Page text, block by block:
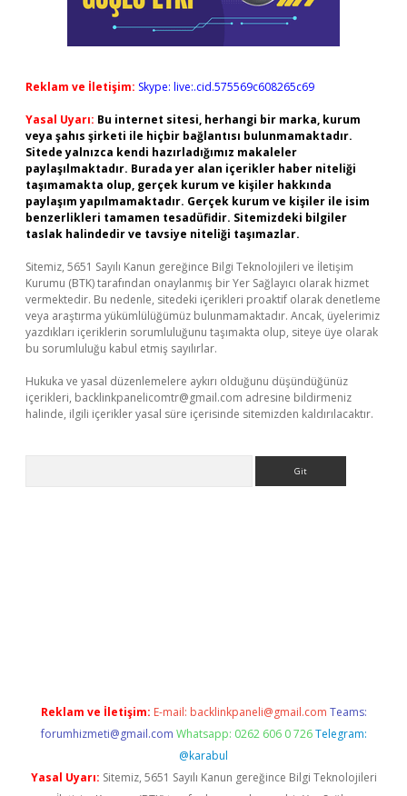
Reklam ve İletişim: Skype: live:.cid.575569c608265c69
Yasal Uyarı: Bu internet sitesi, herhangi bir marka, kurum
veya şahıs şirketi ile hiçbir bağlantısı bulunmamaktadır.
Sitede yalnızca kendi hazırladığımız makaleler
paylaşılmaktadır. Burada yer alan içerikler haber niteliği
taşımamakta olup, gerçek kurum ve kişiler hakkında
paylaşım yapılmamaktadır. Gerçek kurum ve kişiler ile isim
benzerlikleri tamamen tesadüfidir. Sitemizdeki bilgiler
taslak halindedir ve tavsiye niteliği taşımazlar.
Sitemiz, 5651 Sayılı Kanun gereğince Bilgi Teknolojileri ve İletişim
Kurumu (BTK) tarafından onaylanmış bir Yer Sağlayıcı olarak hizmet
vermektedir. Bu nedenle, sitedeki içerikleri proaktif olarak denetleme
veya araştırma yükümlülüğümüz bulunmamaktadır. Ancak, üyelerimiz
yazdıkları içeriklerin sorumluluğunu taşımakta olup, siteye üye olarak
bu sorumluluğu kabul etmiş sayılırlar.
Hukuka ve yasal düzenlemelere aykırı olduğunu düşündüğünüz
içerikleri, backlinkpanelicomtr@gmail.com adresine bildirmeniz
halinde, ilgili içerikler yasal süre içerisinde sitemizden kaldırılacaktır.
Reklam ve İletişim: E-mail: backlinkpaneli@gmail.com Teams:
forumhizmeti@gmail.com Whatsapp: 0262 606 0 726 Telegram:
@karabul
Yasal Uyarı: Sitemiz, 5651 Sayılı Kanun gereğince Bilgi Teknolojileri